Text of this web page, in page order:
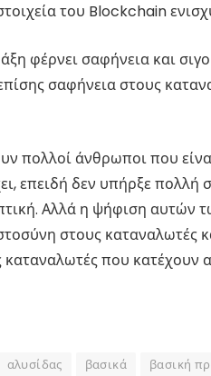
του Blockchain
φέρνει σαφήνεια και
σαφήνεια στους
πολλοί άνθρωποι που
επειδή δεν υπήρξε πολλή
Αλλά η ψήφιση αυτών
στους καταναλωτές
που κατέχουν
αλυσίδας βασικά βασική